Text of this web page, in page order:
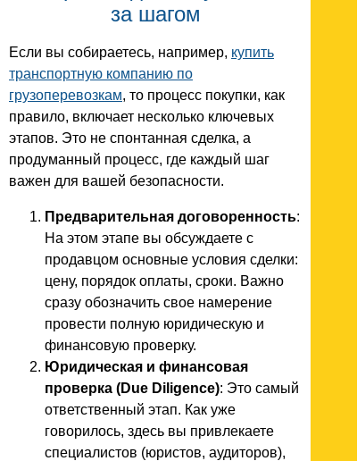
за шагом
Если вы собираетесь, например, купить
транспортную компанию по
грузоперевозкам, то процесс покупки, как
правило, включает несколько ключевых
этапов. Это не спонтанная сделка, а
продуманный процесс, где каждый шаг
важен для вашей безопасности.
Предварительная договоренность:
На этом этапе вы обсуждаете с
продавцом основные условия сделки:
цену, порядок оплаты, сроки. Важно
сразу обозначить свое намерение
провести полную юридическую и
финансовую проверку.
Юридическая и финансовая
проверка (Due Diligence): Это самый
ответственный этап. Как уже
говорилось, здесь вы привлекаете
специалистов (юристов, аудиторов),